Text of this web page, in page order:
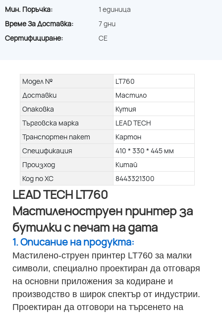
Мин. Поръчка:
1 единица
Време За Доставка:
7 дни
Сертифициране:
CE
Модел №
LT760
Доставки
Мастило
Опаковка
Кутия
Търговска марка
LEAD TECH
Транспортен пакет
Картон
Спецификация
410 * 330 * 445 мм
Произход
Китай
Код по ХС
8443321300
LEAD TECH LT760
Мастиленоструен принтер за
бутилки с печат на дата
1. Описание на продукта:
Мастилено-струен принтер LT760 за малки
символи, специално проектиран да отговаря
на основни приложения за кодиране и
производство в широк спектър от индустрии.
Проектиран да отговори на търсенето на